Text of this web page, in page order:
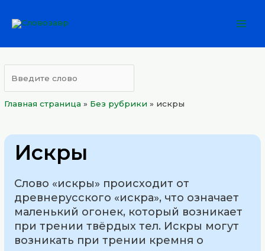
Главная страница » Без рубрики » искры
Искры
Слово «искры» происходит от
древнерусского «искра», что означает
маленький огонек, который возникает
при трении твёрдых тел. Искры могут
возникать при трении кремня о